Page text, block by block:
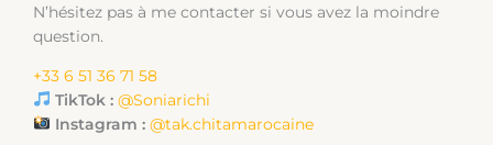
N’hésitez pas à me contacter si vous avez la moindre
question.
+33 6 51 36 71 58
TikTok : @Soniarichi
Instagram : @tak.chitamarocaine